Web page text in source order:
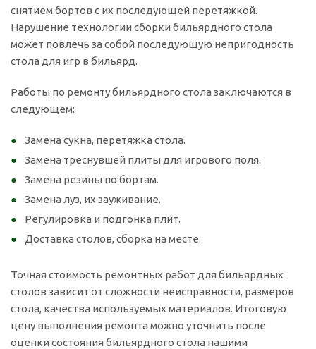
снятием бортов с их последующей перетяжкой.
Нарушение технологии сборки бильярдного стола
может повлечь за собой последующую непригодность
стола для игр в бильярд.
Работы по ремонту бильярдного стола заключаются в
следующем:
Замена сукна, перетяжка стола.
Замена треснувшей плиты для игрового поля.
Замена резины по бортам.
Замена луз, их зауживание.
Регулировка и подгонка плит.
Доставка столов, сборка на месте.
Точная стоимость ремонтных работ для бильярдных
столов зависит от сложности неисправности, размеров
стола, качества используемых материалов. Итоговую
цену выполнения ремонта можно уточнить после
оценки состояния бильярдного стола нашими